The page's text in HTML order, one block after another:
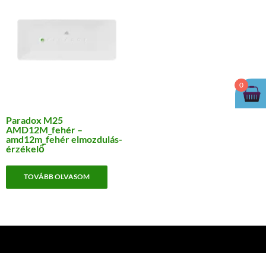
Paradox M25
AMD12M_fehér –
amd12m_fehér elmozdulás-
érzékelő
TOVÁBB OLVASOM
0